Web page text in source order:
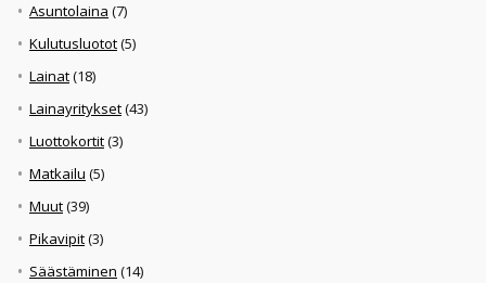
Asuntolaina (7)
Kulutusluotot(5)
Lainat(18)
Lainayritykset(43)
Luottokortit(3)
Matkailu (5)
Muut(39)
Pikavipit(3)
Säästäminen (14)